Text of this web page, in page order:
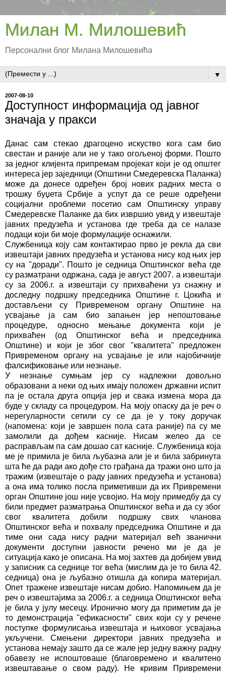
Милан М. Милошевић
Персонални блог Милана Милошевића
▼
2007-08-10
Доступност информација од јавног
значаја у пракси
Данас сам стекао драгоцено искуство кога сам био
свестан и раније али не у тако огољеној форми. Пошто
за једног клијента припремам пројекат који је од општег
интереса јер заједници (Општини Смедеревска Паланка)
може да донесе одређен број нових радних места о
трошку буџета Србије а успут да се реше одређени
социјални проблеми посетио сам Општинску управу
Смедеревске Паланке да бих извршио увид у извештаје
јавних предузећа и установа где треба да се налазе
подаци који би моје формулације оснажили.
Службеница коју сам контактирао прво је рекла да сви
извештаји јавних предузећа и установа нису код њих јер
су на "доради". Пошто је седница Општинског већа где
су разматрани одржана, сада је август 2007. а извештаји
су за 2006.г. а извештаји су прихваћени уз снажну и
доследну подршку председника Општине г. Цокића и
достављени су Привременом органу Општине на
усвајање ја сам био запањен јер непоштовање
процедуре, односно мењање документа који је
прихваћен (од Општинског већа и председника
Општине) и који је због свог "квалитета" предложен
Привременом органу на усвајање је или најобичније
фалсификовање или незнање.
У незнање сумњам јер су надлежни довољно
образовани а неки од њих имају положен државни испит
па је остала друга опција јер и свака измена мора да
буде у складу са процедуром. На моју опаску да је реч о
нерегуларности сетили су се да је у току доручак
(напомена: који је завршен пола сата раније) па су ме
замолили да дођем касније. Нисам желео да се
расправљам па сам дошао сат касније. Службеница која
ме је примила је била љубазна али је и била забринута
шта ће да ради ако дође сто грађана да тражи оно што ја
тражим (извештаје о раду јавних предузећа и установа)
а она има толико посла приметивши да их Привремени
орган Општине још није усвојио. На моју примедбу да су
били предмет разматрања Општинског већа и да су због
свог квалитета добили подршку свих чланова
Општинског већа и похвалу председника Општине и да
тиме они сада нису радни материјал већ званични
документи доступни јавности речено ми је да је
ситуација како је описана. На мој захтев да добијем увид
у записник са седнице тог већа (мислим да је то била 42.
седница) она је љубазно отишла да копира материјал.
Опет тражене извештаје нисам добио. Напомињем да је
реч о извештајима за 2006.г. а седница Општинског већа
је била у јулу месецу. Иронично могу да приметим да је
то демонстрација "ефикасности" свих који су у речене
поступке формулисања извештаја и њиховог усвајања
укључени. Смењени директори јавних предузећа и
установа немају зашто да се жале јер једну важну радну
обавезу не испоштоваше (благовремено и квалитено
извештавање о свом раду). Не кривим Привремени